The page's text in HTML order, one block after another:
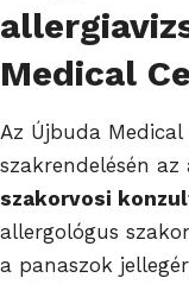
Medical
Az Újbuda
szakrendelésén az
szakorvosi
allergológus
a panaszok